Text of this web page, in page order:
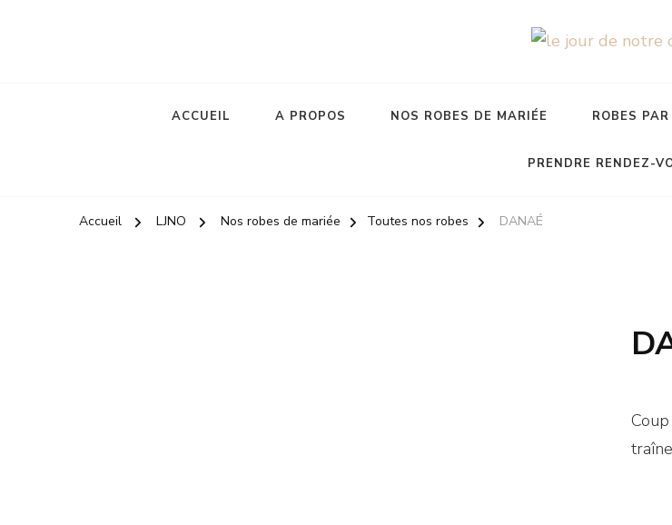
ACCUEIL A PROPOS NOS ROBES DE MARIÉE ROBES
PRENDRE RENDEZ-
Accueil LJNO Nos robes de mariée Toutes nos robes DANAÉ